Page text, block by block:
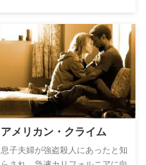
新たな世界と新たな生命を発見す
る任務に赴いた宇宙艦隊の船の旅
路を描く。
アメリカン・クライム
息子夫婦が強盗殺人にあったと知